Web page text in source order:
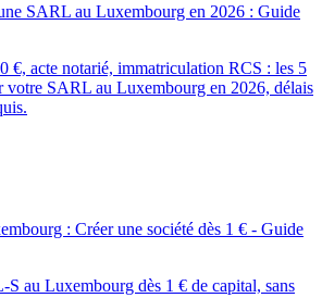
SARL au Luxembourg en 2026 : Guide
€, acte notarié, immatriculation RCS : les 5
votre SARL au Luxembourg en 2026, délais
: Créer une société dès 1 € - Guide
S au Luxembourg dès 1 € de capital, sans